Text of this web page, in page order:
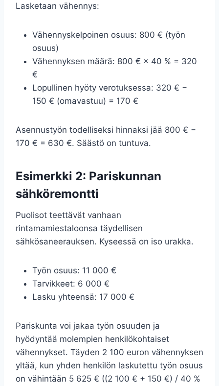
Lasketaan vähennys:
Vähennyskelpoinen osuus: 800 € (työn
osuus)
Vähennyksen määrä: 800 € × 40 % = 320
€
Lopullinen hyöty verotuksessa: 320 € −
150 € (omavastuu) = 170 €
Asennustyön todelliseksi hinnaksi jää 800 € −
170 € = 630 €. Säästö on tuntuva.
Esimerkki 2: Pariskunnan
sähköremontti
Puolisot teettävät vanhaan
rintamamiestaloonsa täydellisen
sähkösaneerauksen. Kyseessä on iso urakka.
Työn osuus: 11 000 €
Tarvikkeet: 6 000 €
Lasku yhteensä: 17 000 €
Pariskunta voi jakaa työn osuuden ja
hyödyntää molempien henkilökohtaiset
vähennykset. Täyden 2 100 euron vähennyksen
yltää, kun yhden henkilön laskutettu työn osuus
on vähintään 5 625 € ((2 100 € + 150 €) / 40 %